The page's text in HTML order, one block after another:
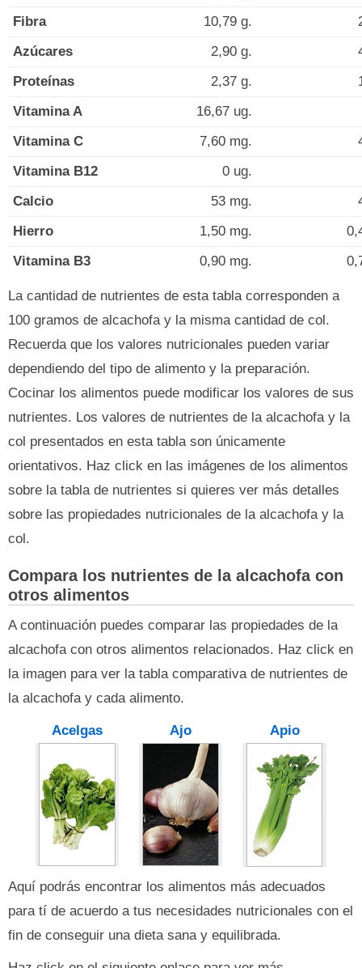
Fibra
10,79 g.
Azúcares
2,90 g.
Proteínas
2,37 g.
Vitamina A
16,67 ug.
Vitamina C
7,60 mg.
Vitamina B12
0 ug.
Calcio
53 mg.
Hierro
1,50 mg.
Vitamina B3
0,90 mg.
La cantidad de nutrientes de esta tabla corresponden a
100 gramos de alcachofa y la misma cantidad de col.
Recuerda que los valores nutricionales pueden variar
dependiendo del tipo de alimento y la preparación.
Cocinar los alimentos puede modificar los valores de sus
nutrientes. Los valores de nutrientes de la alcachofa y la
col presentados en esta tabla son únicamente
orientativos. Haz click en las imágenes de los alimentos
sobre la tabla de nutrientes si quieres ver más detalles
sobre las propiedades nutricionales de la alcachofa y la
col.
Compara los nutrientes de la alcachofa con
otros alimentos
A continuación puedes comparar las propiedades de la
alcachofa con otros alimentos relacionados. Haz click en
la imagen para ver la tabla comparativa de nutrientes de
la alcachofa y cada alimento.
Acelgas Ajo Apio
Aquí podrás encontrar los alimentos más adecuados
para tí de acuerdo a tus necesidades nutricionales con el
fin de conseguir una dieta sana y equilibrada.